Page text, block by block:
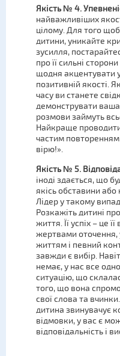
Якість № 4.
найважливіших
цілому. Для того
дитини, уникайте
зусилля,
про її сильні
щодня акцентувати
позитивній якості.
часу ви станете
демонструвати ваша
розмови займуть
Найкраще
частим
вірю!».
Якість № 5.
іноді здається, що
якісь обставини
Лідер у такому
Розкажіть дитині
життя. Її успіх – це
жертвами оточення,
життям і певний
завжди є вибір.
немає, у нас все
ситуацію, що
того, що вона
свої слова та
дитина звинувачує
відмовки, у вас є
відповідальність і